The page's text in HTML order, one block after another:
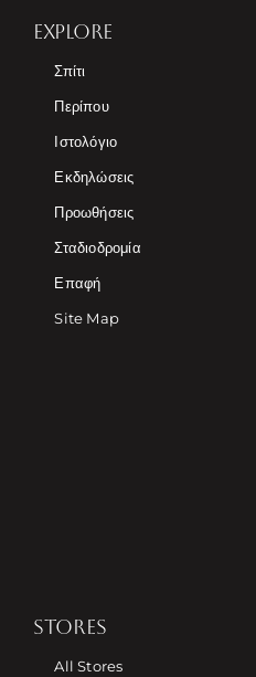
EXPLORE
Σπίτι
Περίπου
Ιστολόγιο
Εκδηλώσεις
Προωθήσεις
Σταδιοδρομία
Επαφή
Site Map
STORES
All Stores